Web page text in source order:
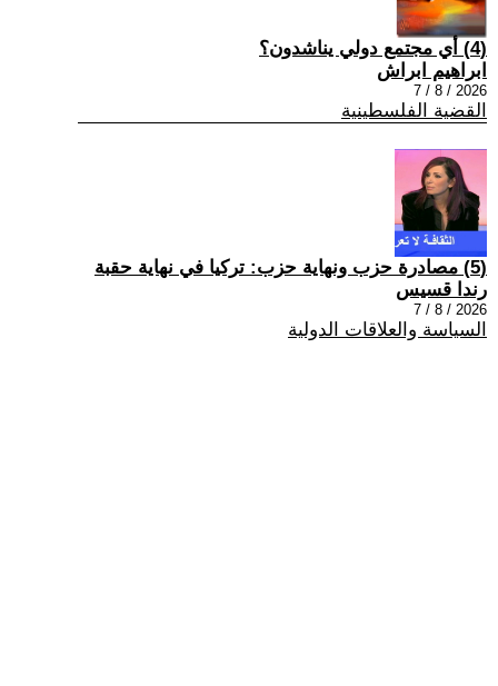
(4) أي مجتمع دولي يناشدون؟
ابراهيم ابراش
2026 / 8 / 7
القضية الفلسطينية
(5) مصادرة حزب ونهاية حزب: تركيا في نهاية حقبة
رندا قسيس
2026 / 8 / 7
السياسة والعلاقات الدولية